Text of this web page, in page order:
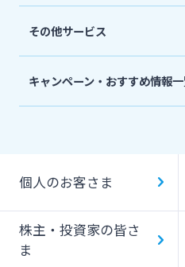
みやぎんPay
デビットカード
その他サービス
ペイジー口座振替受
キャンペーン・おすすめ情報
個人のお客さま
株主・投資家の皆さ
ま